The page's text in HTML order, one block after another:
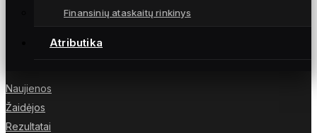
Finansinių ataskaitų rinkinys
Atributika
Naujienos
Žaidėjos
Rezultatai